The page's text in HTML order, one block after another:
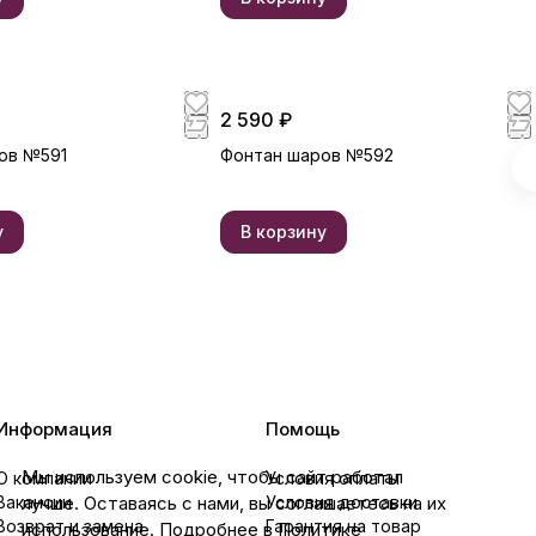
№591
2 590 ₽
Фонтан шаров №592
В корзину
компании
и замена
Помощь
Условия оплаты
Условия доставки
Гарантия на товар
Мы используем cookie, чтобы сайт работал
лучше. Оставаясь с нами, вы соглашаетесь на их
использование. Подробнее в Политике